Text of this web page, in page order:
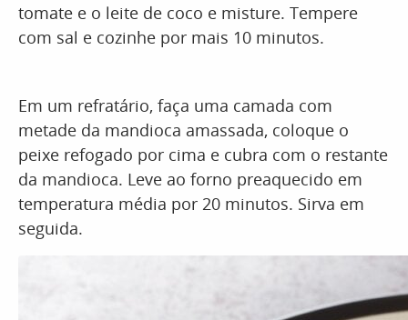
tomate e o leite de coco e misture. Tempere
com sal e cozinhe por mais 10 minutos.
Em um refratário, faça uma camada com
metade da mandioca amassada, coloque o
peixe refogado por cima e cubra com o restante
da mandioca. Leve ao forno preaquecido em
temperatura média por 20 minutos. Sirva em
seguida.